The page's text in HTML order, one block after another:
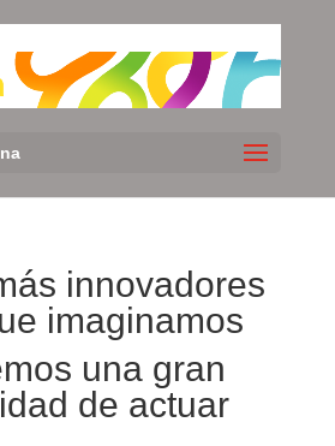
innovadores
imaginamos
una gran
de actuar